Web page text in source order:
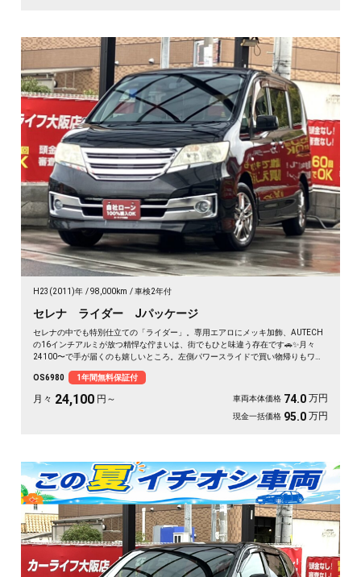
H23(2011)年 98,000km 車検2年付
セレナ ライダー Jパッケージ
セレナの中でも特別仕立ての「ライダー」。専用エアロにメッキ加飾、AUTECH
の16インチアルミが放つ精悍な佇まいは、街でもひと味違う存在です🚗✨月々
24100〜で手が届くのも嬉しいところ。左側パワースライドで買い物帰りもワン
とWエアコンで、仲間との遠出も夏場のドライブも快適そのもの💫クルコン装備
で長距離移動もぐっと楽に。週末の趣味も遠出も、これ一台で世界が広がります
👍走行9.8万kmでこの状態、《1年保証付》で安心してお乗りいただけます😊
OS6980 1年間無料保証付
月々 24,100 円～ 車両本体価格 74.0 万円
現金一括価格 95.0 万円